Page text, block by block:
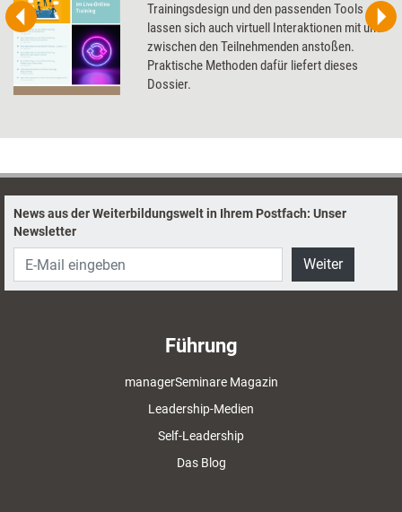
Trainingsdesign und den passenden Tools
lassen sich auch virtuell Interaktionen mit und
zwischen den Teilnehmenden anstoßen.
Praktische Methoden dafür liefert dieses
Dossier.
News aus der Weiterbildungswelt in Ihrem Postfach: Unser
Newsletter
Weiter
Führung
managerSeminare Magazin
Leadership-Medien
Self-Leadership
Das Blog